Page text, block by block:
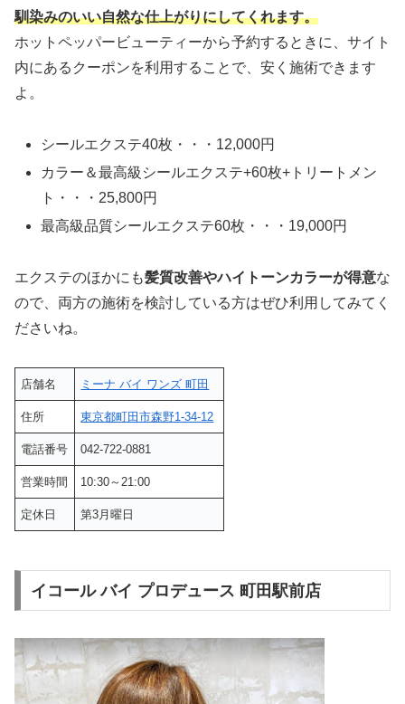
馴染みのいい自然な仕上がりにしてくれます。
ホットペッパービューティーから予約するときに、サイト
内にあるクーポンを利用することで、安く施術できます
よ。
シールエクステ40枚・・・12,000円
カラー＆最高級シールエクステ+60枚+トリートメン
ト・・・25,800円
最高級品質シールエクステ60枚・・・19,000円
エクステのほかにも髪質改善やハイトーンカラーが得意な
ので、両方の施術を検討している方はぜひ利用してみてく
ださいね。
店舗名 ミーナ バイ ワンズ 町田
住所 東京都町田市森野1-34-12
電話番号 042-722-0881
営業時間 10:30～21:00
定休日 第3月曜日
イコール バイ プロデュース 町田駅前店